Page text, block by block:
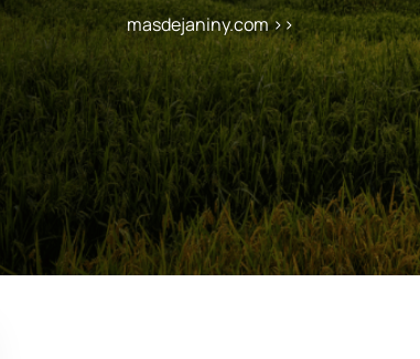
masdejaniny.com>>